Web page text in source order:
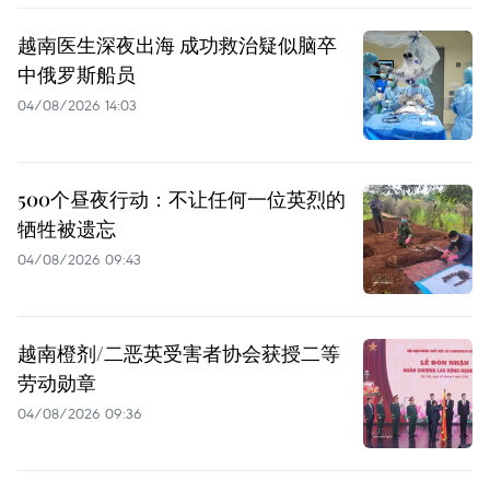
越南医生深夜出海 成功救治疑似脑卒
中俄罗斯船员
04/08/2026 14:03
500个昼夜行动：不让任何一位英烈的
牺牲被遗忘
04/08/2026 09:43
越南橙剂/二恶英受害者协会获授二等
劳动勋章
04/08/2026 09:36